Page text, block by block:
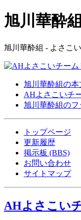
旭川華酔
旭川華酔組 - よさこ
旭川華酔組の本
AHよさこいチ
旭川華酔組の
トップページ
更新履歴
掲示板 (BBS)
お問い合わせ
サイトマップ
AHよさこい